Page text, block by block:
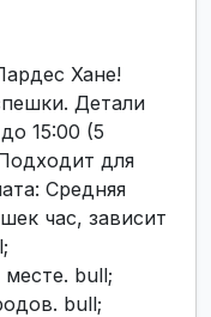
Хане!
Детали
15:00 (5
для
Средняя
час, зависит
bull;
bull;